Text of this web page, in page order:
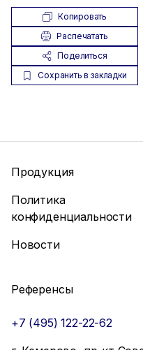
Копировать
Распечатать
Поделиться
Сохранить в закладки
Продукция
Политика
конфиденциальности
Новости
Референсы
+7 (495) 122-22-62